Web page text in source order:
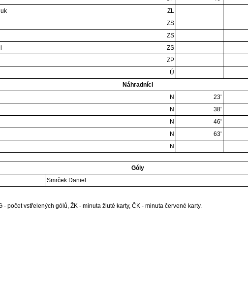
ZL
ZS
ZS
ZS
ZP
Ú
Náhradníci
N
23'
N
38'
N
46'
N
63'
N
Góly
Smrček Daniel
- počet vstřelených gólů, ŽK - minuta žluté karty, ČK - minuta červené karty.